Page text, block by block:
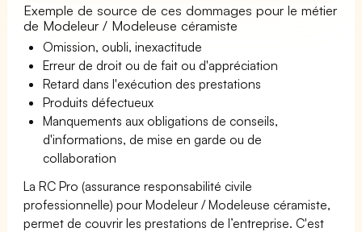
Exemple de source de ces dommages pour le métier
de Modeleur / Modeleuse céramiste
Omission, oubli, inexactitude
Erreur de droit ou de fait ou d'appréciation
Retard dans l'exécution des prestations
Produits défectueux
Manquements aux obligations de conseils,
d'informations, de mise en garde ou de
collaboration
La RC Pro (assurance responsabilité civile
professionnelle) pour Modeleur / Modeleuse céramiste,
permet de couvrir les prestations de l’entreprise. C'est